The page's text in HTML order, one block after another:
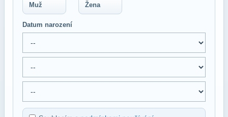
Muž Žena
Datum narození